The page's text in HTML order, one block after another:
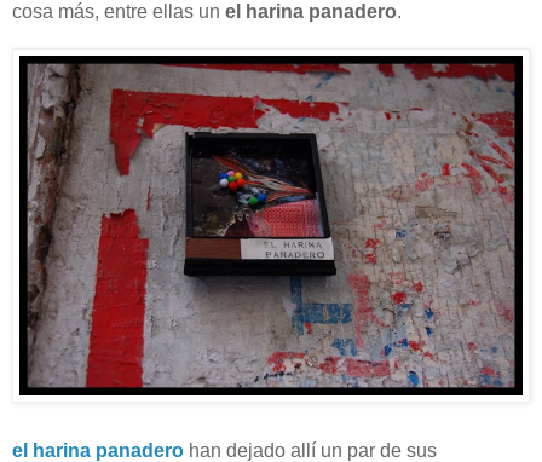
cosa más, entre ellas un el harina panadero.
el harina panadero han dejado allí un par de sus